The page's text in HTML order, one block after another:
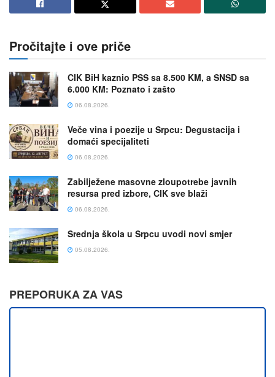
Pročitajte i ove priče
CIK BiH kaznio PSS sa 8.500 KM, a SNSD sa
6.000 KM: Poznato i zašto
06.08.2026.
Veče vina i poezije u Srpcu: Degustacija i
domaći specijaliteti
06.08.2026.
Zabilježene masovne zloupotrebe javnih
resursa pred izbore, CIK sve blaži
06.08.2026.
Srednja škola u Srpcu uvodi novi smjer
05.08.2026.
PREPORUKA ZA VAS